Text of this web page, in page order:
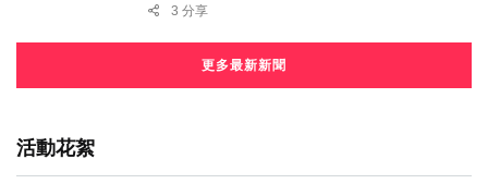
3 分享
更多最新新聞
活動花絮